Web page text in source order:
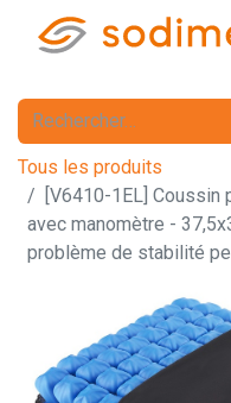
Tous les produits
[V6410-1EL] Coussin
avec manomètre -
problème de stabilité